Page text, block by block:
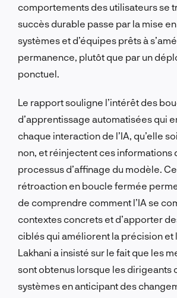
comportements des utilisateurs se
succès durable passe par la mise
systèmes et d’équipes prêts à
permanence, plutôt que par un
ponctuel.
Le rapport souligne l’intérêt des
d’apprentissage automatisées qui
chaque interaction de l’IA, qu’elle
non, et réinjectent ces informations
processus d’affinage du modèle.
rétroaction en boucle fermée
de comprendre comment l’IA se
contextes concrets et d’apporter
ciblés qui améliorent la précision et
Lakhani a insisté sur le fait que les
sont obtenus lorsque les dirigeants
systèmes en anticipant des